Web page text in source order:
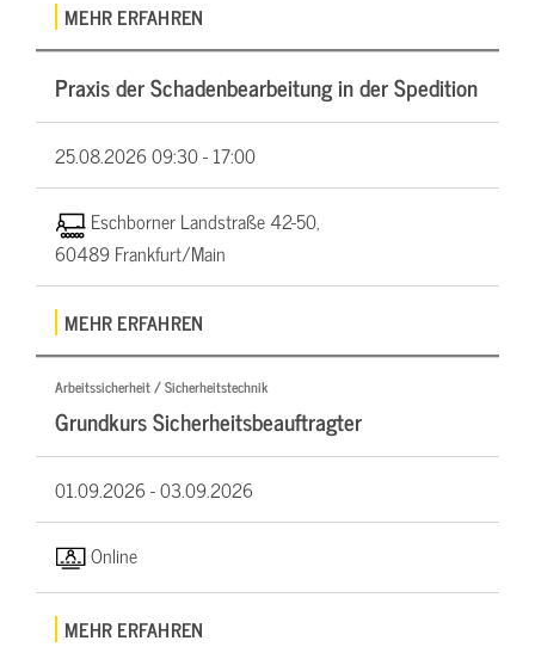
MEHR ERFAHREN
Praxis der Schadenbearbeitung in der Spedition
25.08.202609:30 - 17:00
Eschborner Landstraße 42-50,
60489 Frankfurt/Main
MEHR ERFAHREN
Arbeitssicherheit / Sicherheitstechnik
Grundkurs Sicherheitsbeauftragter
01.09.2026 -03.09.2026
Online
MEHR ERFAHREN